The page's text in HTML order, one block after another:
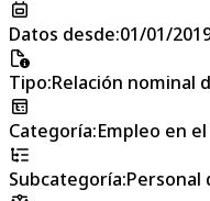
Datos desde:01/01/
Tipo:Relación nominal
Categoría:Empleo en
Subcategoría:Personal